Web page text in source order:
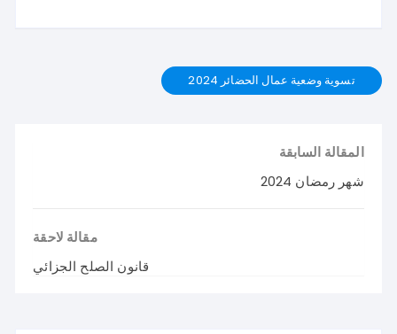
تسوية وضعية عمال الحضائر 2024
المقالة السابقة
شهر رمضان 2024
مقالة لاحقة
قانون الصلح الجزائي